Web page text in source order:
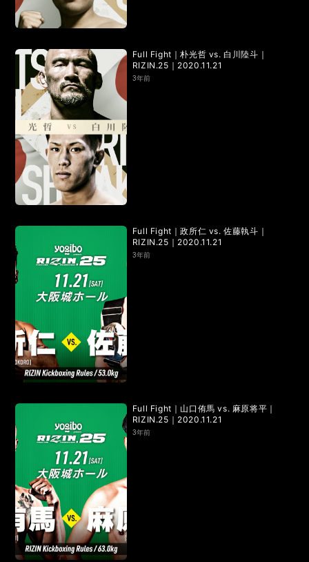
Full Fight｜朴光哲 vs. 白川陸斗｜
RIZIN.25｜2020.11.21
3年前
Full Fight｜政所仁 vs. 佐藤執斗｜
RIZIN.25｜2020.11.21
3年前
Full Fight｜山口侑馬 vs. 麻原将平｜
RIZIN.25｜2020.11.21
3年前